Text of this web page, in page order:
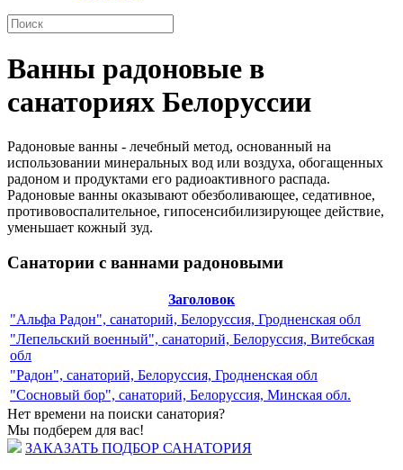
Ванны радоновые в
санаториях Белоруссии
Радоновые ванны - лечебный метод, основанный на
использовании минеральных вод или воздуха, обогащенных
радоном и продуктами его радиоактивного распада.
Радоновые ванны оказывают обезболивающее, седативное,
противовоспалительное, гипосенсибилизирующее действие,
уменьшает кожный зуд.
Санатории с ваннами радоновыми
Заголовок
"Альфа Радон", санаторий, Белоруссия, Гродненская обл
"Лепельский военный", санаторий, Белоруссия, Витебская
обл
"Радон", санаторий, Белоруссия, Гродненская обл
"Сосновый бор", санаторий, Белоруссия, Минская обл.
Нет времени на поиски санатория?
Мы подберем для вас!
ЗАКАЗАТЬ ПОДБОР САНАТОРИЯ